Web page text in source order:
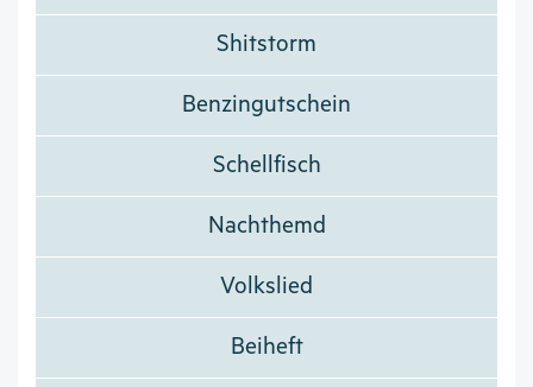
Shitstorm
Benzingutschein
Schellfisch
Nachthemd
Volkslied
Beiheft